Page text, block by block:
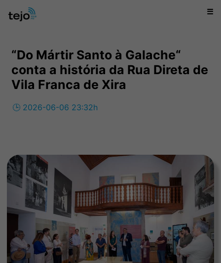
☰
“Do Mártir Santo à Galache“
conta a história da Rua Direta de
Vila Franca de Xira
🕒 2026-06-06 23:32h